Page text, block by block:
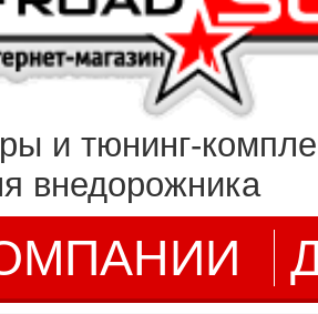
и тюнинг-
внедорожника